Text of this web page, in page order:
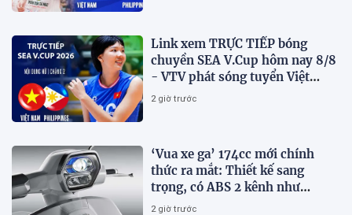
Link xem TRỰC TIẾP bóng
chuyền SEA V.Cup hôm nay 8/8
- VTV phát sóng tuyển Việt
Nam đấu Philippines
2 giờ trước
‘Vua xe ga’ 174cc mới chính
thức ra mắt: Thiết kế sang
trọng, có ABS 2 kênh như
Honda SH, giá hấp dẫn
2 giờ trước